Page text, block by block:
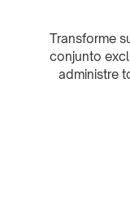
Transforme
conjunto
administre